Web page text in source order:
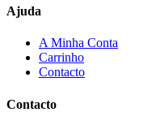
Ajuda
A Minha Conta
Carrinho
Contacto
Contacto